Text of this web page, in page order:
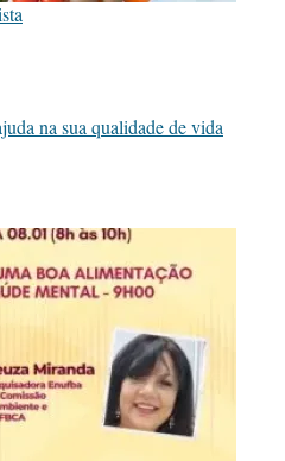
na sua qualidade de vida